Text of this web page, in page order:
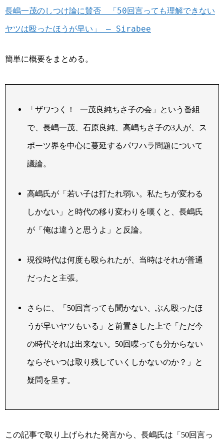
長嶋一茂のしつけ論に賛否 「50回言っても理解できない
ヤツは殴ったほうが早い」 – Sirabee
簡単に概要をまとめる。
「ザワつく！ 一茂良純ちさ子の会」という番組
で、長嶋一茂、石原良純、高嶋ちさ子の3人が、ス
ポーツ界を中心に蔓延するパワハラ問題について
議論。
高嶋氏が「若い子は打たれ弱い。私たちが変わる
しかない」と時代の移り変わりを嘆くと、長嶋氏
が「俺は違うと思うよ」と反論。
現役時代は何度も殴られたが、当時はそれが普通
だったと主張。
さらに、「50回言っても聞かない、ぶん殴ったほ
うが早いヤツもいる」と前置きした上で「ただ今
の時代それは出来ない。
50回喋っても分からない
ならそいつは取り残していくしかないのか？」と
疑問を呈す。
この記事で取り上げられた発言から、長嶋氏は「50回言っ